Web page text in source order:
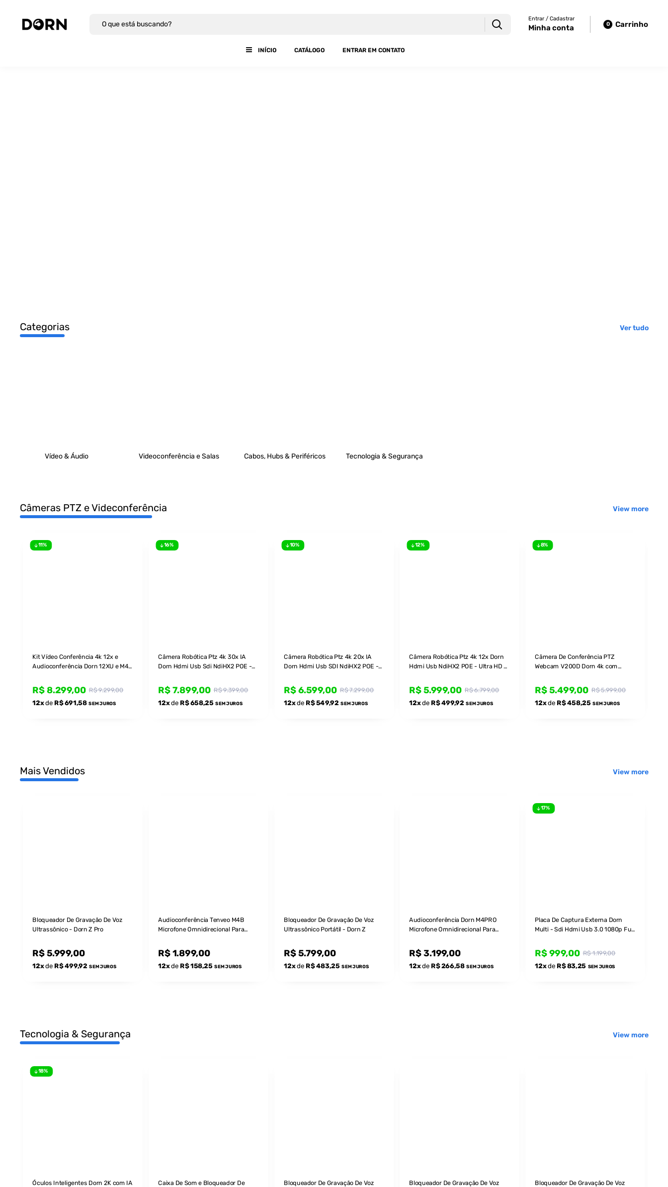
Entrar / Cadastrar
Minha conta 0 Carrinho
INÍCIO CATÁLOGO ENTRAR EM CONTATO
Categorias Ver tudo
Vídeo & Áudio Videoconferência e Salas Cabos, Hubs & Periféricos Tecnologia & Segurança
Câmeras PTZ e Videconferência View more
11%
Kit Vídeo Conferência 4k 12x e
Audioconferência Dorn 12XU e M4
R$ 8.299,00 R$ 9.299,00
12xde R$ 691,58 SEM JUROS
16%
Câmera Robótica Ptz 4k 30x IA
Dorn Hdmi Usb Sdi NdiHX2 POE -
R$ 7.899,00 R$ 9.399,00
12xde R$ 658,25 SEM JUROS
10%
Câmera Robótica Ptz 4k 20x IA
Dorn Hdmi Usb SDI NdiHX2 POE -
R$ 6.599,00 R$ 7.299,00
12xde R$ 549,92 SEM JUROS
12%
Câmera Robótica Ptz 4k 12x Dorn
Hdmi Usb NdiHX2 POE - Ultra HD -
R$ 5.999,00 R$ 6.799,00
12xde R$ 499,92 SEM JUROS
8%
Câmera De Conferência PTZ
Webcam V200D Dorn 4k com
R$ 5.499,00 R$ 5.999,00
12xde R$ 458,25 SEM JUROS
Mais Vendidos View more
Bloqueador De Gravação De Voz
Ultrassônico - Dorn Z Pro
R$ 5.999,00
12xde R$ 499,92 SEM JUROS
Audioconferência Tenveo M4B
Microfone Omnidirecional Para
6m / 30m²
R$ 1.899,00
12xde R$ 158,25 SEM JUROS
Bloqueador De Gravação De Voz
Ultrassônico Portátil - Dorn Z
R$ 5.799,00
12xde R$ 483,25 SEM JUROS
Audioconferência Dorn M4PRO
Microfone Omnidirecional Para
10m / 40m²
R$ 3.199,00
12xde R$ 266,58 SEM JUROS
17%
Placa De Captura Externa Dorn
Multi - Sdi Hdmi Usb 3.0 1080p Full
R$ 999,00 R$ 1.199,00
12xde R$ 83,25 SEM JUROS
Tecnologia & Segurança View more
18%
Óculos Inteligentes Dorn 2K com IA
Caixa De Som e Bloqueador De
Bloqueador De Gravação De Voz
Bloqueador De Gravação De Voz
Bloqueador De Gravação De Voz